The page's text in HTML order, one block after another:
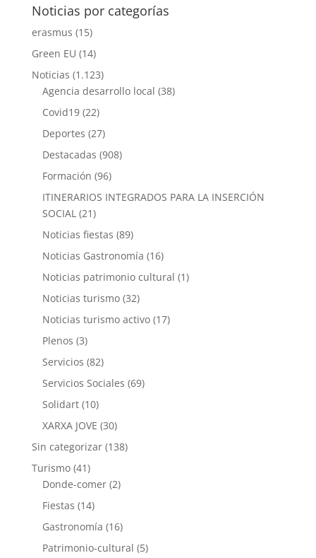
Noticias por categorías
erasmus (15)
Green EU (14)
Noticias (1.123)
Agencia desarrollo local (38)
Covid19(22)
Deportes (27)
Destacadas (908)
Formación (96)
ITINERARIOS INTEGRADOS PARA LA INSERCIÓN
SOCIAL(21)
Noticias fiestas (89)
Noticias Gastronomía (16)
Noticias patrimonio cultural (1)
Noticias turismo(32)
Noticias turismo activo(17)
Plenos (3)
Servicios (82)
Servicios Sociales (69)
Solidart(10)
XARXA JOVE (30)
Sin categorizar(138)
Turismo(41)
Donde-comer(2)
Fiestas (14)
Gastronomía (16)
Patrimonio-cultural (5)